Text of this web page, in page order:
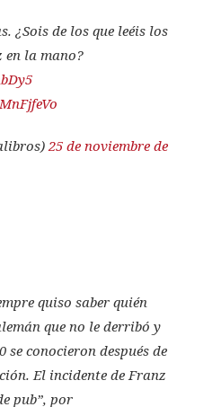
¿Sois de los que leéis los
la mano?
25 de noviembre de
quiso saber quién
que no le derribó y
se conocieron después de
El incidente de Franz
pub”, por